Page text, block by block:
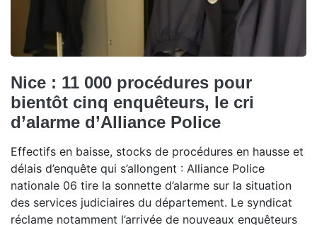
Nice : 11 000 procédures pour
bientôt cinq enquêteurs, le cri
d’alarme d’Alliance Police
Effectifs en baisse, stocks de procédures en hausse et
délais d’enquête qui s’allongent : Alliance Police
nationale 06 tire la sonnette d’alarme sur la situation
des services judiciaires du département. Le syndicat
réclame notamment l’arrivée de nouveaux enquêteurs